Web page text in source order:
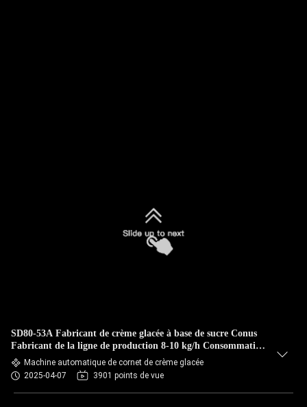
SD80-53A Fabricant de crème glacée à base de sucre Conus
Fabricant de la ligne de production 8-10 kg/h Consommation
de GPL
Machine automatique de cornet de crème glacée
2025-04-07
3901 points de vue